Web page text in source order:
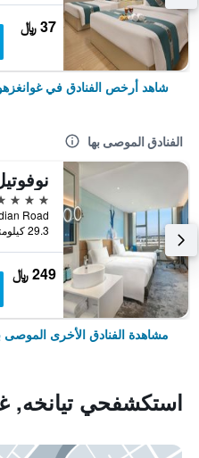
37 ﷼
شاهد أرخص الفنادق في
الفنادق الموصى بها
4 نجوم
29.3 كيلومتر عن وسط المدينة
249 ﷼
مشاهدة الفنادق الأخرى الموصى
استكشفحي تيانخه,